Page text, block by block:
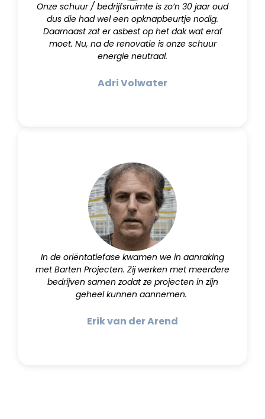
Onze schuur / bedrijfsruimte is zo’n 30 jaar oud
dus die had wel een opknapbeurtje nodig.
Daarnaast zat er asbest op het dak wat eraf
moet. Nu, na de renovatie is onze schuur
energie neutraal.
Adri Volwater
In de oriëntatiefase kwamen we in aanraking
met Barten Projecten. Zij werken met meerdere
bedrijven samen zodat ze projecten in zijn
geheel kunnen aannemen.
Erik van der Arend